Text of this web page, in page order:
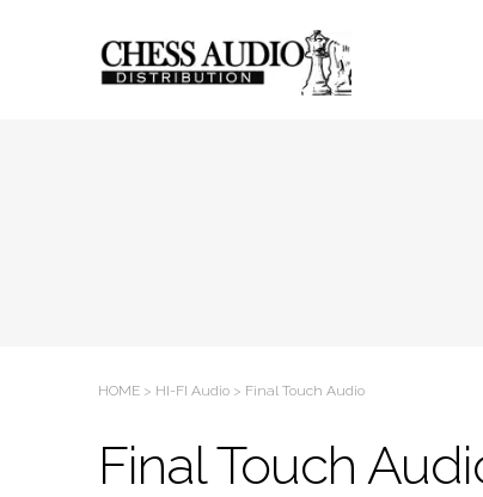
HOME > HI-FI Audio > Final Touch Audio
Final Touch